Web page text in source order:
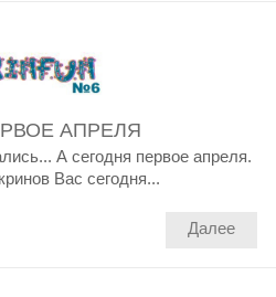
АПРЕЛЯ
А сегодня первое апреля.
Вас сегодня...
Далее